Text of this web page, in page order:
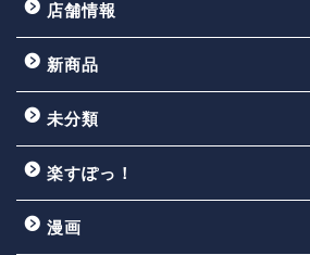
店舗情報
新商品
未分類
楽すぽっ！
漫画